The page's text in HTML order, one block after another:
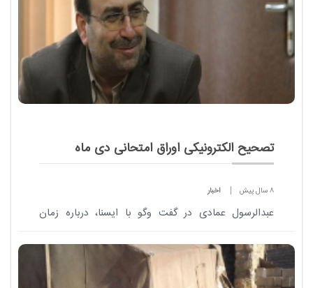
تصحیح الکترونیکی اوراق امتحانی دی ماه
8 سال پیش اخبار
عبدالرسول عمادی در گفت وگو با ایسنا، درباره زمان
قرار بود این طرح برای امتحانات شهریور ماه اجرا شود
اما مقدمات اجرای تصحیح الکترونیکی ا...